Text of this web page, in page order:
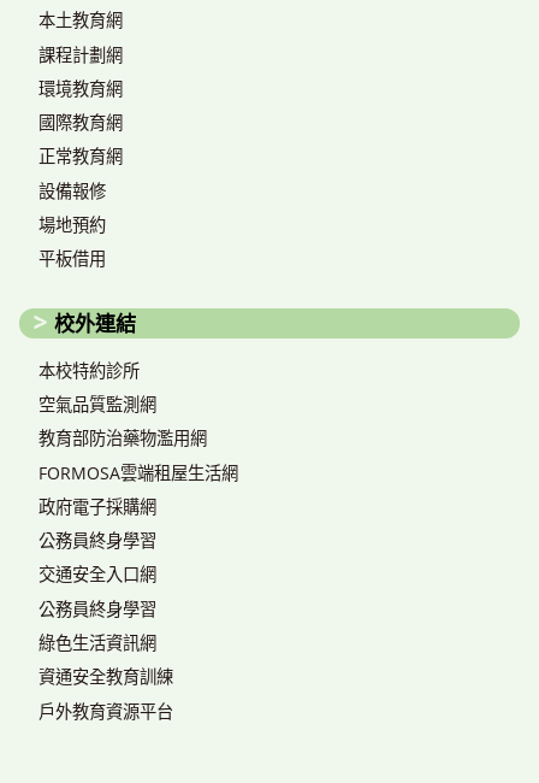
本土教育網
課程計劃網
環境教育網
國際教育網
正常教育網
設備報修
場地預約
平板借用
校外連結
本校特約診所
空氣品質監測網
教育部防治藥物濫用網
FORMOSA雲端租屋生活網
政府電子採購網
公務員終身學習
交通安全入口網
公務員終身學習
綠色生活資訊網
資通安全教育訓練
戶外教育資源平台